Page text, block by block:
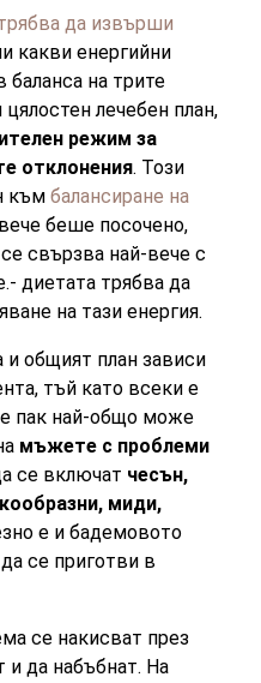
да извърши
какви енергийни
баланса на трите
лечебен план,
режим за
отклонения. Този
къмбалансиране на
беше посочено,
свързва най-вече с
диетата трябва да
на тази енергия.
и общият план зависи
тъй като всеки е
пак най-общо може
мъжете с проблеми
се включат чесън,
миди,
е и бадемовото
се приготви в
се накисват през
и да набъбнат. На